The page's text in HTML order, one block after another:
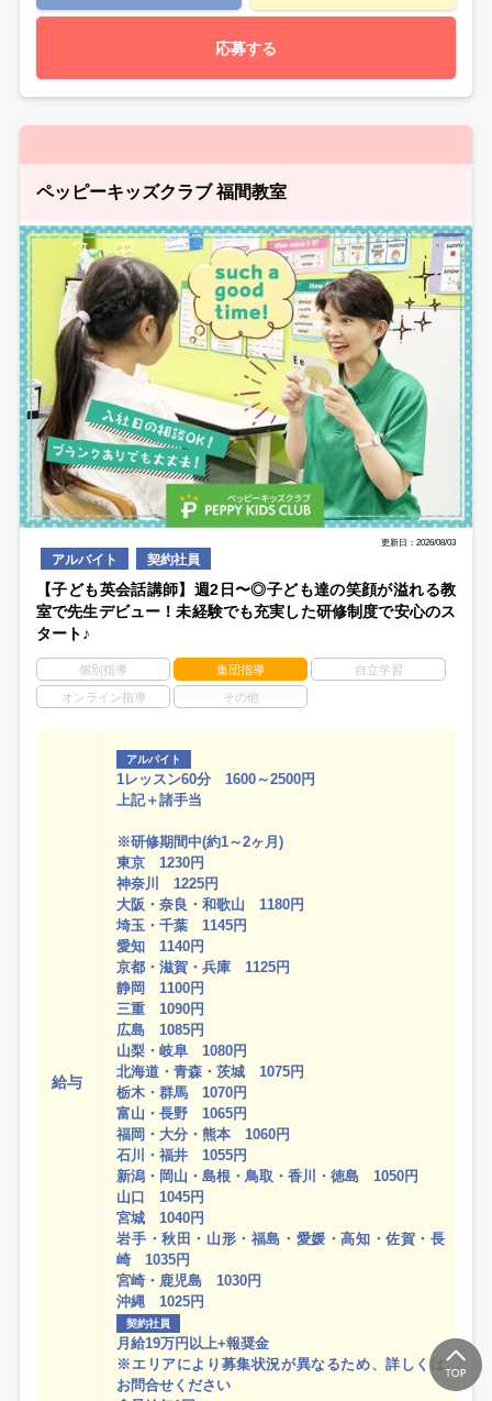
応募する
ペッピーキッズクラブ 福間教室
更新日：2026/08/03
アルバイト 契約社員
【子ども英会話講師】週2日〜◎子ども達の笑顔が溢れる教
室で先生デビュー！未経験でも充実した研修制度で安心のス
タート♪
個別指導 集団指導 自立学習
オンライン指導 その他
給与
アルバイト
1レッスン60分 1600～2500円
上記＋諸手当
※研修期間中(約1～2ヶ月)
東京 1230円
神奈川 1225円
大阪・奈良・和歌山 1180円
埼玉・千葉 1145円
愛知 1140円
京都・滋賀・兵庫 1125円
静岡 1100円
三重 1090円
広島 1085円
山梨・岐阜 1080円
北海道・青森・茨城 1075円
栃木・群馬 1070円
富山・長野 1065円
福岡・大分・熊本 1060円
石川・福井 1055円
新潟・岡山・島根・鳥取・香川・徳島 1050円
山口 1045円
宮城 1040円
岩手・秋田・山形・福島・愛媛・高知・佐賀・長
崎 1035円
宮崎・鹿児島 1030円
沖縄 1025円
契約社員
月給19万円以上+報奨金
※エリアにより募集状況が異なるため、詳しくは
お問合せください